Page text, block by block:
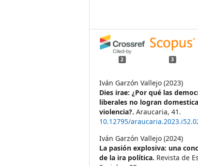
2 3
Iván Garzón Vallejo (2023)
Dies irae: ¿Por qué las
liberales no logran
violencia?.Araucaria,41.
10.12795/
Iván Garzón Vallejo (2024)
La pasión explosiva: una
de la ira política. Revista de